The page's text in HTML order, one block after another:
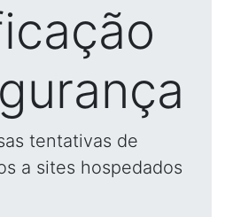
tentativas de
a sites hospedados